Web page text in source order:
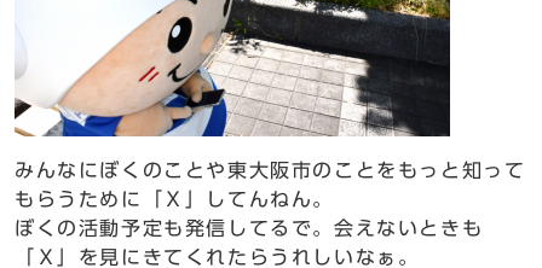
みんなにぼくのことや東大阪市のことをもっと知って
もらうために「Ｘ」してんねん。
ぼくの活動予定も発信してるで。会えないときも
「Ｘ」を見にきてくれたらうれしいなぁ。